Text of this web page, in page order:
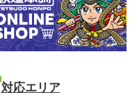
対応エリア